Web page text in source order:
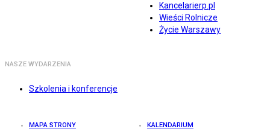
Kancelarierp.pl
Wieści Rolnicze
Życie Warszawy
NASZE WYDARZENIA
Szkolenia i konferencje
MAPA STRONY KALENDARIUM